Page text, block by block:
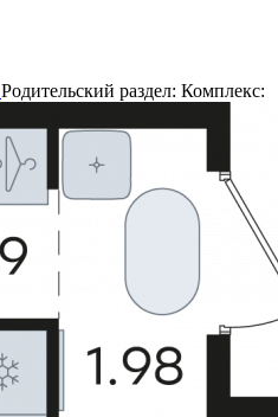
Родительский раздел: Комплекс: